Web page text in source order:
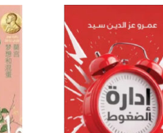
إضافة
إلى
قائمة